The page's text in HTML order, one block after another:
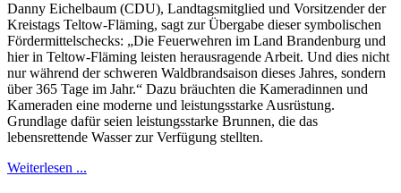
Danny Eichelbaum (CDU), Landtagsmitglied und Vorsitzender der
Kreistags Teltow-Fläming, sagt zur Übergabe dieser symbolischen
Fördermittelschecks: „Die Feuerwehren im Land Brandenburg und
hier in Teltow-Fläming leisten herausragende Arbeit. Und dies nicht
nur während der schweren Waldbrandsaison dieses Jahres, sondern
über 365 Tage im Jahr.“ Dazu bräuchten die Kameradinnen und
Kameraden eine moderne und leistungsstarke Ausrüstung.
Grundlage dafür seien leistungsstarke Brunnen, die das
lebensrettende Wasser zur Verfügung stellten.
Weiterlesen ...